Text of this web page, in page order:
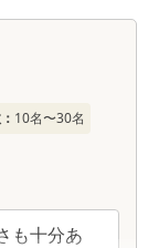
分がよく
先に切る
10名〜30名
も十分あ